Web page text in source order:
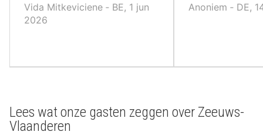
Vida Mitkeviciene ‐ BE, 1 jun
2026
Anoniem ‐ DE,
Lees wat onze gasten zeggen over Zeeuws-
Vlaanderen